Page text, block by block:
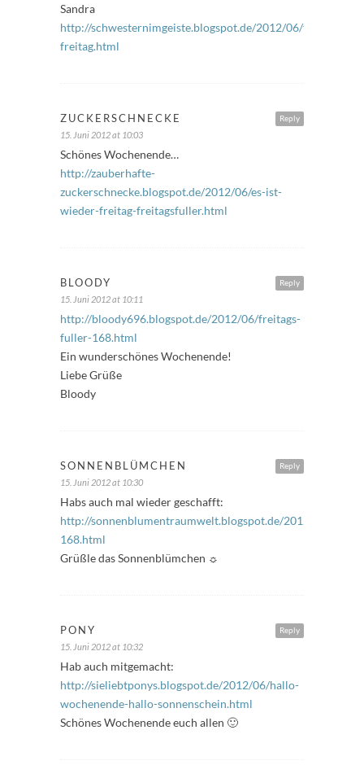
Sandra
http://schwesternimgeiste.blogspot.de/2012/06/freitag-
freitag.html
Reply
ZUCKERSCHNECKE
15. Juni 2012 at 10:03
Schönes Wochenende…
http://zauberhafte-
zuckerschnecke.blogspot.de/2012/06/es-ist-
wieder-freitag-freitagsfuller.html
Reply
BLOODY
15. Juni 2012 at 10:11
http://bloody696.blogspot.de/2012/06/freitags-
fuller-168.html
Ein wunderschönes Wochenende!
Liebe Grüße
Bloody
Reply
SONNENBLÜMCHEN
15. Juni 2012 at 10:30
Habs auch mal wieder geschafft:
http://sonnenblumentraumwelt.blogspot.de/2012/06/
168.html
Grüßle das Sonnenblümchen ☼
Reply
PONY
15. Juni 2012 at 10:32
Hab auch mitgemacht:
http://sieliebtponys.blogspot.de/2012/06/hallo-
wochenende-hallo-sonnenschein.html
Schönes Wochenende euch allen 🙂